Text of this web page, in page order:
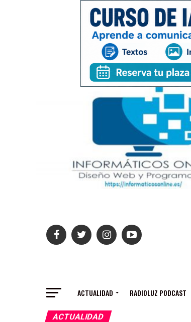
ACTUALIDAD RADIOLUZ PODCAST
ACTUALIDAD